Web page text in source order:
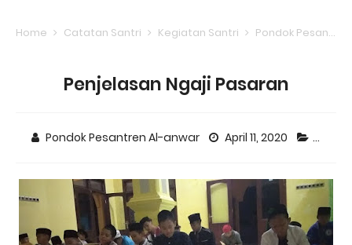
Home Catatan Santri Kegiatan Santri Pondok Pesantren
Penjelasan Ngaji Pasaran
Pondok Pesantren Al-anwar April 11, 2020